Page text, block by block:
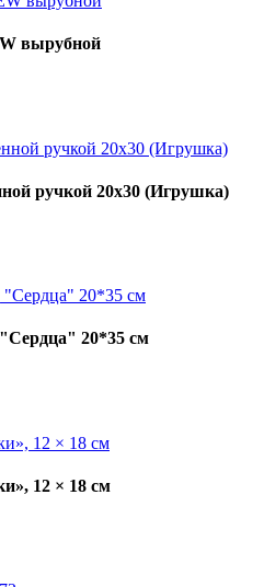
вырубной
ручкой 20х30 (Игрушка)
20*35 см
12 × 18 см